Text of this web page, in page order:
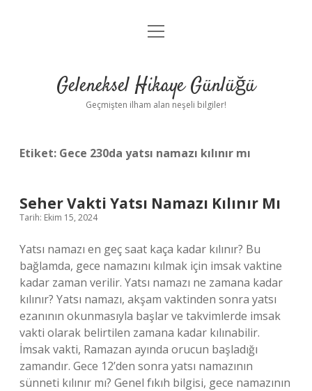
Anasayfa
Yasal Uyarı
menüyü
Geleneksel Hikaye Günlüğü
Geçmişten ilham alan neşeli bilgiler!
Etiket: Gece 230da yatsı namazı kılınır mı
Seher Vakti Yatsı Namazı Kılınır Mı
Tarih: Ekim 15, 2024
Yatsı namazı en geç saat kaça kadar kılınır? Bu
bağlamda, gece namazını kılmak için imsak vaktine
kadar zaman verilir. Yatsı namazı ne zamana kadar
kılınır? Yatsı namazı, akşam vaktinden sonra yatsı
ezanının okunmasıyla başlar ve takvimlerde imsak
vakti olarak belirtilen zamana kadar kılınabilir.
İmsak vakti, Ramazan ayında orucun başladığı
zamandır. Gece 12’den sonra yatsı namazının
sünneti kılınır mı? Genel fıkıh bilgisi, gece namazının